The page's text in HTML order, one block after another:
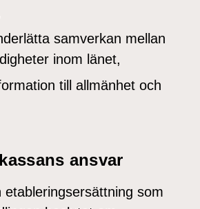
samverkan mellan
inom länet,
till allmänhet och
ansvar
etableringsersättning som